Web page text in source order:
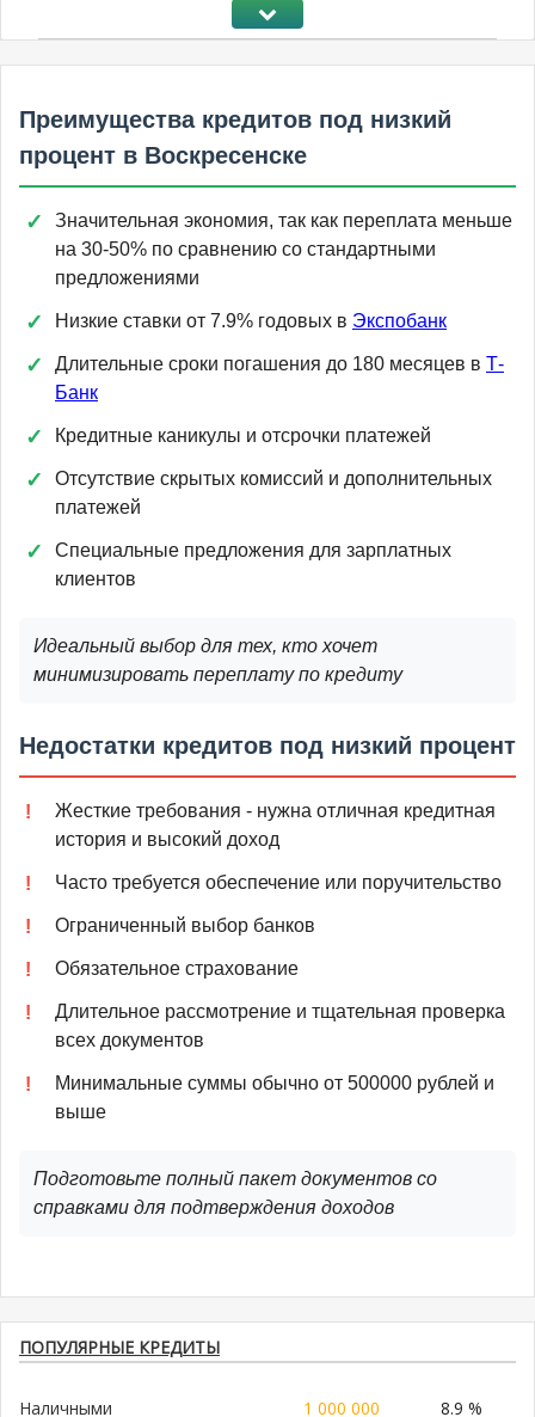
Преимущества кредитов под низкий
процент в Воскресенске
Значительная экономия, так как переплата меньше
на 30-50% по сравнению со стандартными
предложениями
Низкие ставки от 7.9% годовых в Экспобанк
Длительные сроки погашения до 180 месяцев в Т-
Банк
Кредитные каникулы и отсрочки платежей
Отсутствие скрытых комиссий и дополнительных
платежей
Специальные предложения для зарплатных
клиентов
Идеальный выбор для тех, кто хочет
минимизировать переплату по кредиту
Недостатки кредитов под низкий процент
Жесткие требования - нужна отличная кредитная
история и высокий доход
Часто требуется обеспечение или поручительство
Ограниченный выбор банков
Обязательное страхование
Длительное рассмотрение и тщательная проверка
всех документов
Минимальные суммы обычно от 500000 рублей и
выше
Подготовьте полный пакет документов со
справками для подтверждения доходов
ПОПУЛЯРНЫЕ КРЕДИТЫ
Наличными 1 000 000 8.9 %